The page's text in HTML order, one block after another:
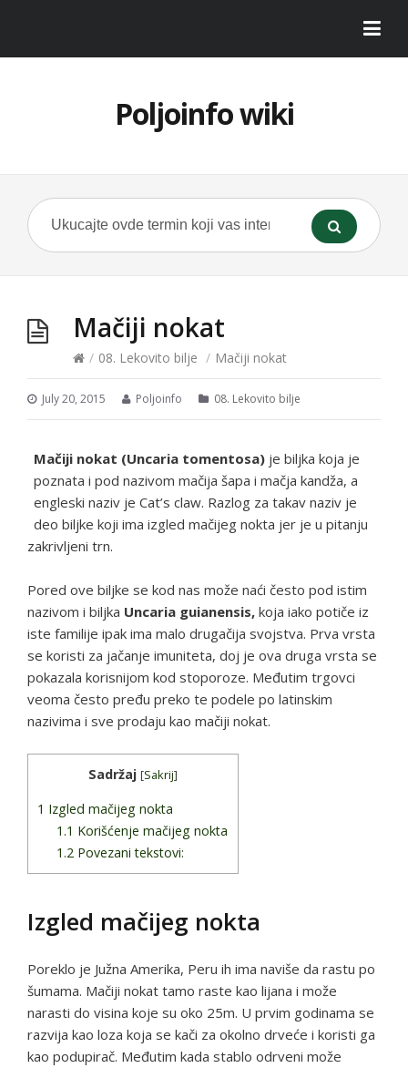
Poljoinfo wiki
Mačiji nokat
/ 08. Lekovito bilje / Mačiji nokat
July 20, 2015 Poljoinfo 08. Lekovito bilje
Mačiji nokat (Uncaria tomentosa) je biljka koja je
poznata i pod nazivom mačija šapa i mačja kandža, a
engleski naziv je Cat’s claw. Razlog za takav naziv je
deo biljke koji ima izgled mačijeg nokta jer je u pitanju
zakrivljeni trn.
Pored ove biljke se kod nas može naći često pod istim
nazivom i biljka Uncaria guianensis, koja iako potiče iz
iste familije ipak ima malo drugačija svojstva. Prva vrsta
se koristi za jačanje imuniteta, doj je ova druga vrsta se
pokazala korisnijom kod stoporoze. Međutim trgovci
veoma često pređu preko te podele po latinskim
nazivima i sve prodaju kao mačiji nokat.
Sadržaj [Sakrij]
1 Izgled mačijeg nokta
1.1 Korišćenje mačijeg nokta
1.2 Povezani tekstovi:
Izgled mačijeg nokta
Poreklo je Južna Amerika, Peru ih ima naviše da rastu po
šumama. Mačiji nokat tamo raste kao lijana i može
narasti do visina koje su oko 25m. U prvim godinama se
razvija kao loza koja se kači za okolno drveće i koristi ga
kao podupirač. Međutim kada stablo odrveni može